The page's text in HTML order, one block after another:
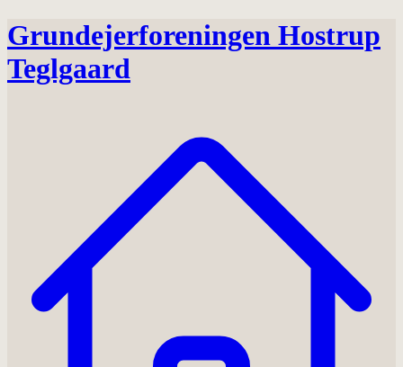
Grundejerforeningen Hostrup
Teglgaard